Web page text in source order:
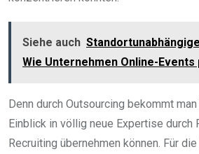
Siehe auch
Wie Unternehmen Online-Events
Denn durch Outsourcing bekommt
Einblick in völlig neue Expertise durch
Recruiting übernehmen können. Für